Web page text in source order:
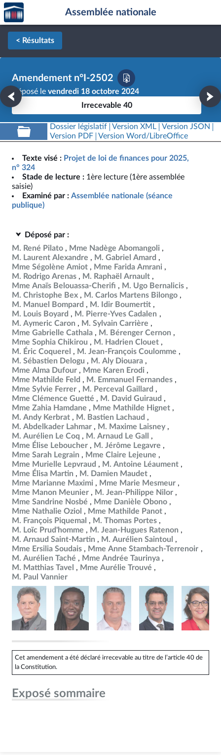
Aller au contenu
Aller en bas de la page
Accèder
à la
page
d'accueil
Assemblée nationale
< Résultats
Amendement n°I-2502
Déposé le vendredi 18 octobre 2024
Irrecevable 40
Dossier législatif Version XML
Version JSON
Version PDF
Version Word/LibreOffice
Texte visé : Projet de loi de finances pour 2025,
n° 324
Stade de lecture : 1ère lecture (1ère assemblée
saisie)
Examiné par : Assemblée nationale (séance
publique)
Déposé par :
M. René Pilato
Mme Nadège Abomangoli
M. Laurent Alexandre
M. Gabriel Amard
Mme Ségolène Amiot
Mme Farida Amrani
M. Rodrigo Arenas
M. Raphaël Arnault
Mme Anaïs Belouassa-Cherifi
M. Ugo Bernalicis
M. Christophe Bex
M. Carlos Martens Bilongo
M. Manuel Bompard
M. Idir Boumertit
M. Louis Boyard
M. Pierre-Yves Cadalen
M. Aymeric Caron
M. Sylvain Carrière
Mme Gabrielle Cathala
M. Bérenger Cernon
Mme Sophia Chikirou
M. Hadrien Clouet
M. Éric Coquerel
M. Jean-François Coulomme
M. Sébastien Delogu
M. Aly Diouara
Mme Alma Dufour
Mme Karen Erodi
Mme Mathilde Feld
M. Emmanuel Fernandes
Mme Sylvie Ferrer
M. Perceval Gaillard
Mme Clémence Guetté
M. David Guiraud
Mme Zahia Hamdane
Mme Mathilde Hignet
M. Andy Kerbrat
M. Bastien Lachaud
M. Abdelkader Lahmar
M. Maxime Laisney
M. Aurélien Le Coq
M. Arnaud Le Gall
Mme Élise Leboucher
M. Jérôme Legavre
Mme Sarah Legrain
Mme Claire Lejeune
Mme Murielle Lepvraud
M. Antoine Léaument
Mme Élisa Martin
M. Damien Maudet
Mme Marianne Maximi
Mme Marie Mesmeur
Mme Manon Meunier
M. Jean-Philippe Nilor
Mme Sandrine Nosbé
Mme Danièle Obono
Mme Nathalie Oziol
Mme Mathilde Panot
M. François Piquemal
M. Thomas Portes
M. Loïc Prud'homme
M. Jean-Hugues Ratenon
M. Arnaud Saint-Martin
M. Aurélien Saintoul
Mme Ersilia Soudais
Mme Anne Stambach-Terrenoir
M. Aurélien Taché
Mme Andrée Taurinya
M. Matthias Tavel
Mme Aurélie Trouvé
M. Paul Vannier
Cet amendement a été déclaré irrecevable au titre de l’article 40 de
la Constitution.
Exposé sommaire